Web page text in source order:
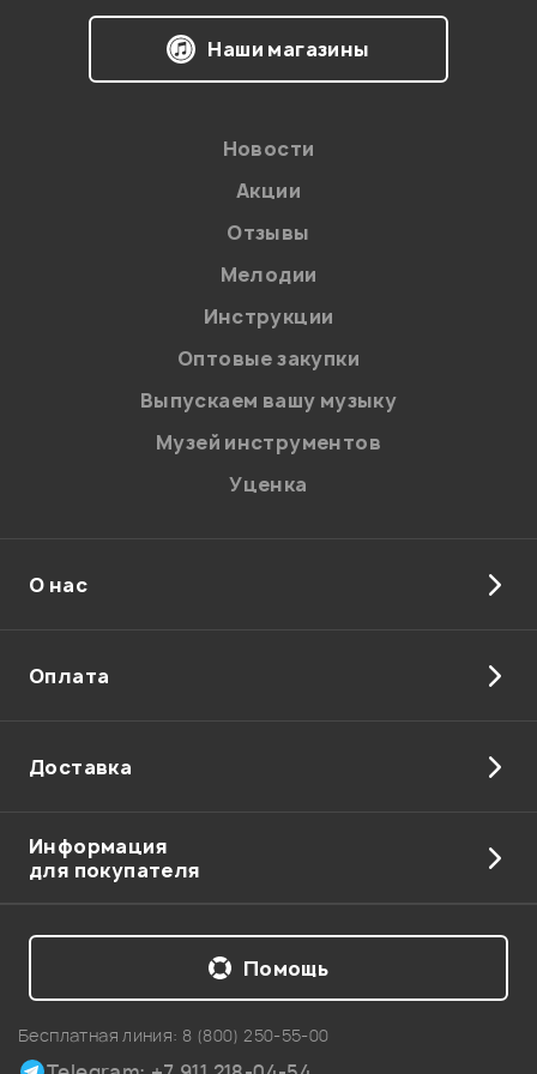
на обработку персональных данных в
Политикой в отношении обработки
персональных данных.
Введите проверочное число:
Отправить
Наши магазины
Новости
Акции
Отзывы
Мелодии
Инструкции
Оптовые закупки
Выпускаем вашу музыку
Музей инструментов
Уценка
О нас
Оплата
Доставка
Информация
для покупателя
Бесплатная линия: 8 (800) 250-55-00
Помощь